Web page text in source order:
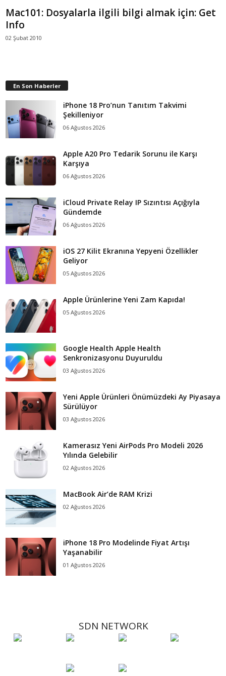
Mac101: Dosyalarla ilgili bilgi almak için: Get
Info
02 Şubat 2010
En Son Haberler
iPhone 18 Pro’nun Tanıtım Takvimi
Şekilleniyor
06 Ağustos 2026
Apple A20 Pro Tedarik Sorunu ile Karşı
Karşıya
06 Ağustos 2026
iCloud Private Relay IP Sızıntısı Açığıyla
Gündemde
06 Ağustos 2026
iOS 27 Kilit Ekranına Yepyeni Özellikler
Geliyor
05 Ağustos 2026
Apple Ürünlerine Yeni Zam Kapıda!
05 Ağustos 2026
Google Health Apple Health
Senkronizasyonu Duyuruldu
03 Ağustos 2026
Yeni Apple Ürünleri Önümüzdeki Ay Piyasaya
Sürülüyor
03 Ağustos 2026
Kamerasız Yeni AirPods Pro Modeli 2026
Yılında Gelebilir
02 Ağustos 2026
MacBook Air’de RAM Krizi
02 Ağustos 2026
iPhone 18 Pro Modelinde Fiyat Artışı
Yaşanabilir
01 Ağustos 2026
SDN NETWORK